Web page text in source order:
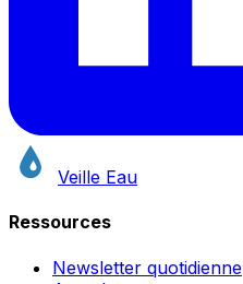
Veille Eau
Ressources
Newsletter quotidienne